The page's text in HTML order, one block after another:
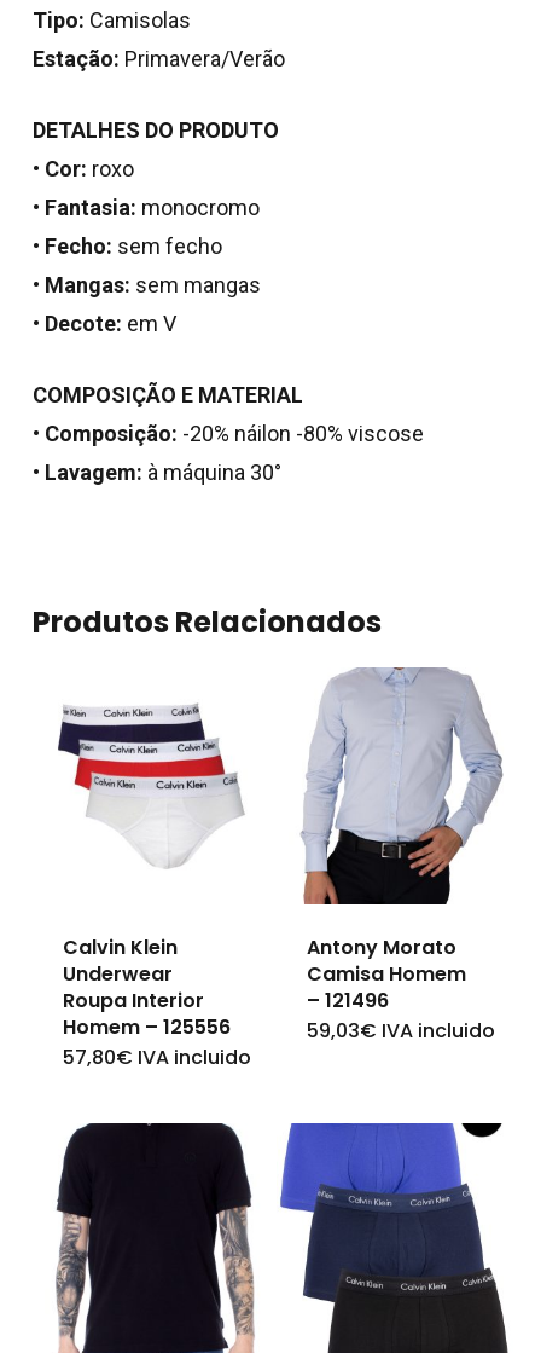
Nenhum produto no
carrinho.
Tipo: Camisolas
Estação: Primavera/Verão
DETALHES DO PRODUTO
• Cor: roxo
• Fantasia: monocromo
• Fecho: sem fecho
• Mangas: sem mangas
• Decote: em V
COMPOSIÇÃO E MATERIAL
• Composição: -20% náilon -80% viscose
• Lavagem: à máquina 30°
Produtos Relacionados
Calvin Klein
Underwear
Roupa Interior
Homem – 125556
57,80€ IVA incluido
This
multiple
variants.
options
Antony Morato
Camisa Homem
– 121496
59,03€ IVA incluido
This
multiple
variants.
options